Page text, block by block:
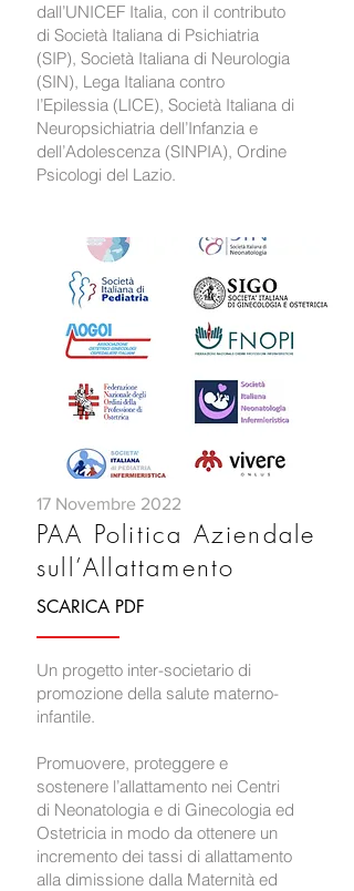
dall’UNICEF Italia, con il contributo
di Società Italiana di Psichiatria
(SIP), Società Italiana di Neurologia
(SIN), Lega Italiana contro
l’Epilessia (LICE), Società Italiana di
Neuropsichiatria dell’Infanzia e
dell’Adolescenza (SINPIA), Ordine
Psicologi del Lazio.
17 Novembre 2022
PAA Politica Aziendale
sull’Allattamento
SCARICA PDF
Un progetto inter-societario di
promozione della salute materno-
infantile.
Promuovere, proteggere e
sostenere l’allattamento nei Centri
di Neonatologia e di Ginecologia ed
Ostetricia in modo da ottenere un
incremento dei tassi di allattamento
alla dimissione dalla Maternità ed